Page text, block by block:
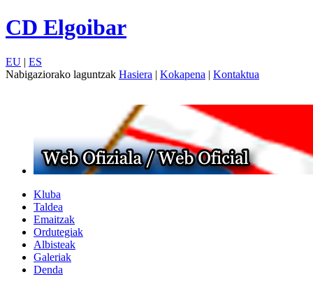
CD Elgoibar
EU | ES
Nabigaziorako laguntzak Hasiera | Kokapena | Kontaktua
Kluba
Taldea
Emaitzak
Ordutegiak
Albisteak
Galeriak
Denda